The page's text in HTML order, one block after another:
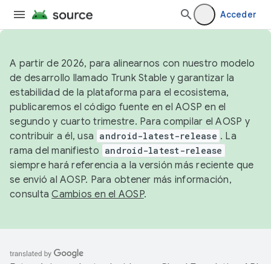
Acceder
A partir de 2026, para alinearnos con nuestro modelo
de desarrollo llamado Trunk Stable y garantizar la
estabilidad de la plataforma para el ecosistema,
publicaremos el código fuente en el AOSP en el
segundo y cuarto trimestre. Para compilar el AOSP y
contribuir a él, usa android-latest-release . La
rama del manifiesto android-latest-release
siempre hará referencia a la versión más reciente que
se envió al AOSP. Para obtener más información,
consultaCambios en el AOSP.